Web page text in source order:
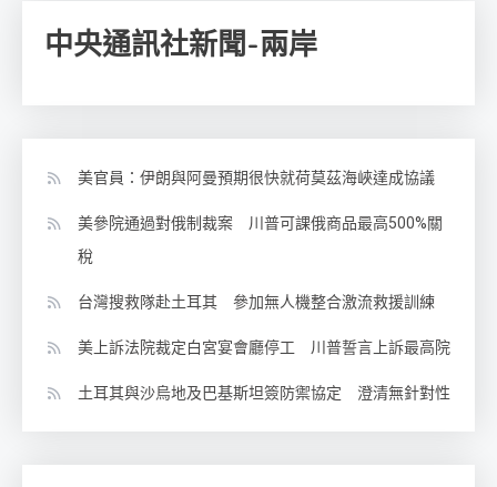
中央通訊社新聞-兩岸
美官員：伊朗與阿曼預期很快就荷莫茲海峽達成協議
美參院通過對俄制裁案 川普可課俄商品最高500%關
稅
台灣搜救隊赴土耳其 參加無人機整合激流救援訓練
美上訴法院裁定白宮宴會廳停工 川普誓言上訴最高院
土耳其與沙烏地及巴基斯坦簽防禦協定 澄清無針對性